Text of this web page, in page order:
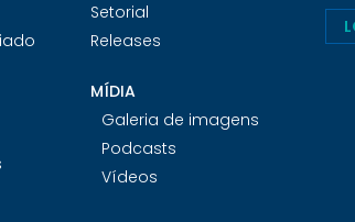
Setorial
Releases
MÍDIA
Galeria de imagens
Podcasts
Vídeos